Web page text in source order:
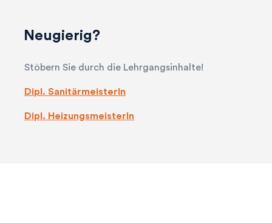
Neugierig?
Stöbern Sie durch die Lehrgangsinhalte!
Dipl. SanitärmeisterIn
Dipl. HeizungsmeisterIn